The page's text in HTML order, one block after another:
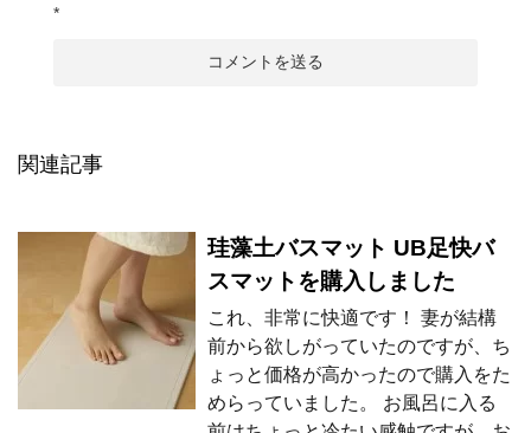
*
関連記事
珪藻土バスマット UB足快バ
スマットを購入しました
これ、非常に快適です！ 妻が結構
前から欲しがっていたのですが、ち
ょっと価格が高かったので購入をた
めらっていました。 お風呂に入る